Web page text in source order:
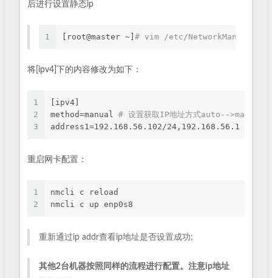
后进行设置静态ip
1 [root@master ~] # vim /etc/NetworkManager/
将[ipv4]下的内容修改为如下：
1
2
3
[ipv4]
method=manual # 设置获取IP地址方式auto-->manual
address1=192.168.56.102/24,192.168.56.1
重启网卡配置：
1
2
nmcli c reload
nmcli c up enp0s8
重新通过ip addr查看ip地址是否设置成功;
其他2台机器按照同样的流程进行配置。注意ip地址